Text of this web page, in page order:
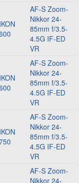
AF-S Zoom-
Nikkor 24-
85mm f/3.5-
4.5G IF-ED
VR
AF-S Zoom-
Nikkor 24-
85mm f/3.5-
4.5G IF-ED
VR
AF-S Zoom-
Nikkor 24-
85mm f/3.5-
4.5G IF-ED
VR
AF-S Zoom-
Nikkor 24-